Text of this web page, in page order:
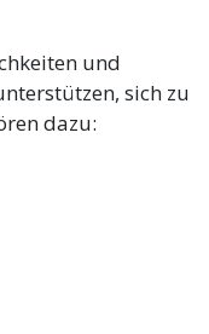
und
sich zu
dazu: